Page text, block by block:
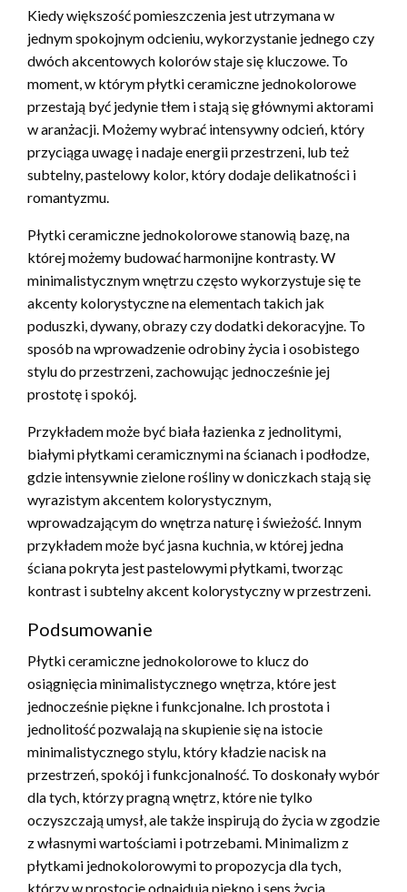
Kiedy większość pomieszczenia jest utrzymana w
jednym spokojnym odcieniu, wykorzystanie jednego czy
dwóch akcentowych kolorów staje się kluczowe. To
moment, w którym płytki ceramiczne jednokolorowe
przestają być jedynie tłem i stają się głównymi aktorami
w aranżacji. Możemy wybrać intensywny odcień, który
przyciąga uwagę i nadaje energii przestrzeni, lub też
subtelny, pastelowy kolor, który dodaje delikatności i
romantyzmu.
Płytki ceramiczne jednokolorowe stanowią bazę, na
której możemy budować harmonijne kontrasty. W
minimalistycznym wnętrzu często wykorzystuje się te
akcenty kolorystyczne na elementach takich jak
poduszki, dywany, obrazy czy dodatki dekoracyjne. To
sposób na wprowadzenie odrobiny życia i osobistego
stylu do przestrzeni, zachowując jednocześnie jej
prostotę i spokój.
Przykładem może być biała łazienka z jednolitymi,
białymi płytkami ceramicznymi na ścianach i podłodze,
gdzie intensywnie zielone rośliny w doniczkach stają się
wyrazistym akcentem kolorystycznym,
wprowadzającym do wnętrza naturę i świeżość. Innym
przykładem może być jasna kuchnia, w której jedna
ściana pokryta jest pastelowymi płytkami, tworząc
kontrast i subtelny akcent kolorystyczny w przestrzeni.
Podsumowanie
Płytki ceramiczne jednokolorowe to klucz do
osiągnięcia minimalistycznego wnętrza, które jest
jednocześnie piękne i funkcjonalne. Ich prostota i
jednolitość pozwalają na skupienie się na istocie
minimalistycznego stylu, który kładzie nacisk na
przestrzeń, spokój i funkcjonalność. To doskonały wybór
dla tych, którzy pragną wnętrz, które nie tylko
oczyszczają umysł, ale także inspirują do życia w zgodzie
z własnymi wartościami i potrzebami. Minimalizm z
płytkami jednokolorowymi to propozycja dla tych,
którzy w prostocie odnajdują piękno i sens życia.